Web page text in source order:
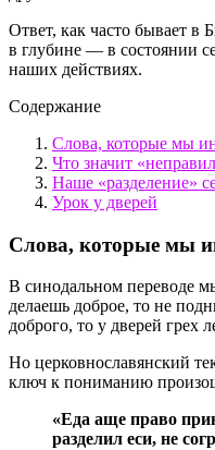
Ответ, как часто бывает в
в глубине — в состоянии
наших действиях.
Содержание
Слова, которые мы
Что значит
Наше «разделение»
Урок у дверей
Слова, которые мы
В синодальном переводе
делаешь доброе, то не
доброго, то у дверей грех
Но церковнославянский
ключ к пониманию
«Еда аще право
разделил еси, не